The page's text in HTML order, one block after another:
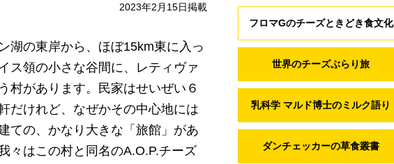
2023年2月15日掲載
湖の東岸から、ほぼ15km東に入っ
ス領の小さな谷間に、レティヴァ
村があります。民家はせいぜい６
だけれど、なぜかその中心地には
ての、かなり大きな「旅館」があ
々はこの村と同名のA.O.P.チーズ
フロマGのチーズときどき食文化
世界のチーズぶらり旅
乳科学 マルド博士のミルク語り
ダンチェッカーの草食叢書